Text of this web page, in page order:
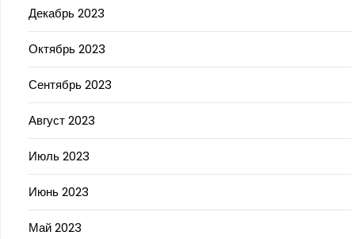
Декабрь 2023
Октябрь 2023
Сентябрь 2023
Август 2023
Июль 2023
Июнь 2023
Май 2023